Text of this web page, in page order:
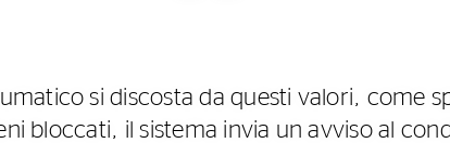
si discosta da questi valori, come
bloccati, il sistema invia un avviso al